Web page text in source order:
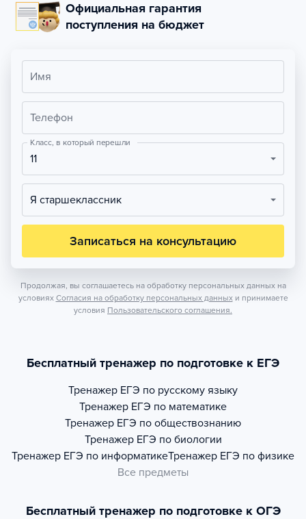
Официальная гарантия
поступления на бюджет
Имя
Телефон
Класс, в который перешли
11
Я старшеклассник
Записаться на консультацию
Продолжая, вы соглашаетесь на обработку персональных данных на
условиях Согласия на обработку персональных данных и принимаете
условия Пользовательского соглашения.
Бесплатный тренажер по подготовке к ЕГЭ
Тренажер ЕГЭ по русскому языку
Тренажер ЕГЭ по математике
Тренажер ЕГЭ по обществознанию
Тренажер ЕГЭ по биологии
Тренажер ЕГЭ по информатикеТренажер ЕГЭ по физике
Все предметы
Бесплатный тренажер по подготовке к ОГЭ